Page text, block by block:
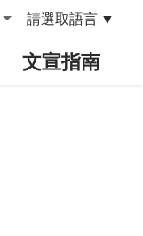
請選取語言 ▼
文宣指南